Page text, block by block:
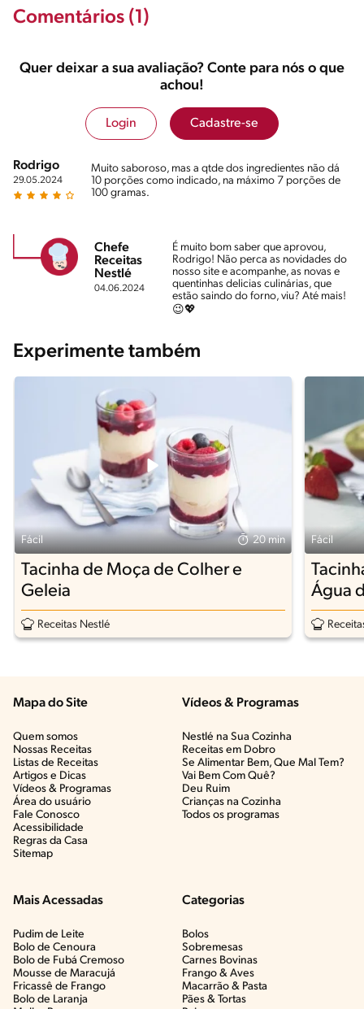
Comentários (1)
Quer deixar a sua avaliação? Conte para nós o que
achou!
Login Cadastre-se
Rodrigo
29.05.2024
Muito saboroso, mas a qtde dos ingredientes não dá
10 porções como indicado, na máximo 7 porções de
100 gramas.
Chefe
Receitas
Nestlé
04.06.2024
É muito bom saber que aprovou,
Rodrigo! Não perca as novidades do
nosso site e acompanhe, as novas e
quentinhas delicias culinárias, que
estão saindo do forno, viu? Até mais!
😉💖
Experimente também
Fácil 20 min
Tacinha de Moça de Colher e
Geleia
Receitas Nestlé
Fácil
Água
Mapa do Site
Quem somos
Nossas Receitas
Listas de Receitas​
Artigos e Dicas​
Vídeos & Programas​
Área do usuário
Fale Conosco
Acessibilidade
Regras da Casa
Sitemap
Vídeos & Programas​
Nestlé na Sua Cozinha
Receitas em Dobro
Se Alimentar Bem, Que Mal Tem?​
Vai Bem Com Quê?​
Deu Ruim​
Crianças na Cozinha​
Todos os programas
Mais Acessadas
Pudim de Leite
Bolo de Cenoura
Bolo de Fubá Cremoso
Mousse de Maracujá
Fricassê de Frango
Bolo de Laranja
Categorias
Bolos
Sobremesas
Carnes Bovinas​
Frango & Aves​
Macarrão & Pasta​
Pães & Tortas​